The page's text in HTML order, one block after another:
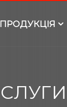
ПРОДУКЦІЯ